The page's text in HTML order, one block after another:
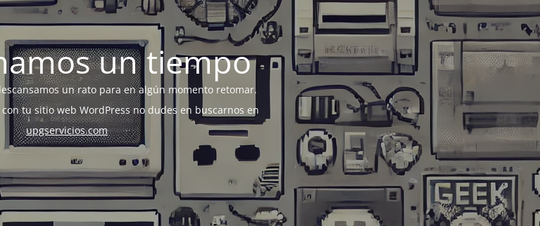
un tiempo
un rato para en algún momento retomar.
tu sitio web WordPress no dudes en buscarnos en
upgservicios.com